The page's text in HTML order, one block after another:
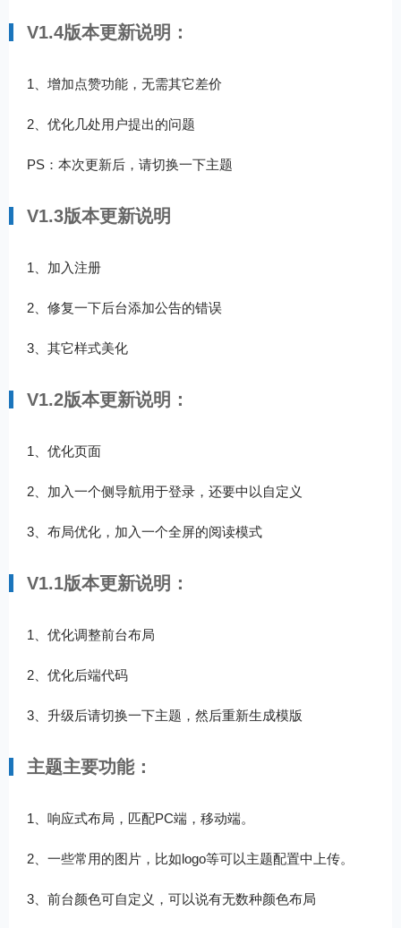
V1.4版本更新说明：
1、增加点赞功能，无需其它差价
2、优化几处用户提出的问题
PS：本次更新后，请切换一下主题
V1.3版本更新说明
1、加入注册
2、修复一下后台添加公告的错误
3、其它样式美化
V1.2版本更新说明：
1、优化页面
2、加入一个侧导航用于登录，还要中以自定义
3、布局优化，加入一个全屏的阅读模式
V1.1版本更新说明：
1、优化调整前台布局
2、优化后端代码
3、升级后请切换一下主题，然后重新生成模版
主题主要功能：
1、响应式布局，匹配PC端，移动端。
2、一些常用的图片，比如logo等可以主题配置中上传。
3、前台颜色可自定义，可以说有无数种颜色布局